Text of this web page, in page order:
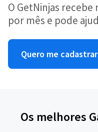
O GetNinjas recebe
por mês e pode
Quero me cadastrar
Os melhores